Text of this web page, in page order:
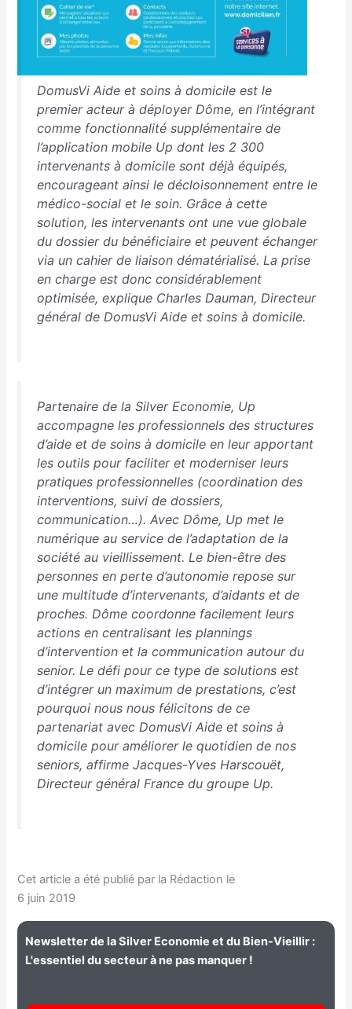
DomusVi Aide et soins à domicile est le
premier acteur à déployer Dôme, en l’intégrant
comme fonctionnalité supplémentaire de
l’application mobile Up dont les 2 300
intervenants à domicile sont déjà équipés,
encourageant ainsi le décloisonnement entre le
médico-social et le soin. Grâce à cette
solution, les intervenants ont une vue globale
du dossier du bénéficiaire et peuvent échanger
via un cahier de liaison dématérialisé. La prise
en charge est donc considérablement
optimisée, explique Charles Dauman, Directeur
général de DomusVi Aide et soins à domicile.
Partenaire de la Silver Economie, Up
accompagne les professionnels des structures
d’aide et de soins à domicile en leur apportant
les outils pour faciliter et moderniser leurs
pratiques professionnelles (coordination des
interventions, suivi de dossiers,
communication…). Avec Dôme, Up met le
numérique au service de l’adaptation de la
société au vieillissement. Le bien-être des
personnes en perte d’autonomie repose sur
une multitude d’intervenants, d’aidants et de
proches. Dôme coordonne facilement leurs
actions en centralisant les plannings
d’intervention et la communication autour du
senior. Le défi pour ce type de solutions est
d’intégrer un maximum de prestations, c’est
pourquoi nous nous félicitons de ce
partenariat avec DomusVi Aide et soins à
domicile pour améliorer le quotidien de nos
seniors, affirme Jacques-Yves Harscouët,
Directeur général France du groupe Up.
Cet article a été publié par la Rédaction le
6 juin 2019
Newsletter de la Silver Economie et du Bien-Vieillir :
L'essentiel du secteur à ne pas manquer !